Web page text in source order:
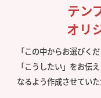
テン
オリ
「この中からお選びく
「こうしたい」をお伝
なるよう作成させていた